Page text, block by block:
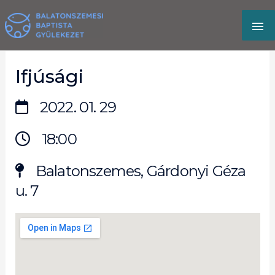
to
content
Ifjúsági
2022. 01. 29
18:00
Balatonszemes, Gárdonyi Géza
u. 7